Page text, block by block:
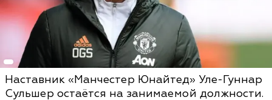
Наставник «Манчестер Юнайтед» Уле-Гуннар
Сульшер остаётся на занимаемой должности.